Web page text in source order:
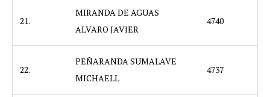
21.
MIRANDA DE AGUAS
ALVARO JAVIER
4740
22.
PEÑARANDA SUMALAVE
MICHAELL
4737